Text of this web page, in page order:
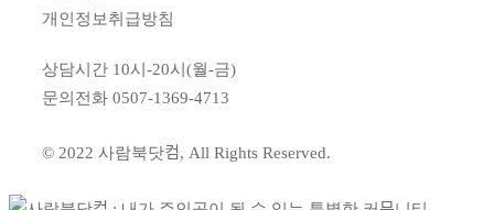
개인정보취급방침
상담시간 10시-20시(월-금)
문의전화 0507-1369-4713
© 2022 사람북닷컴, All Rights Reserved.